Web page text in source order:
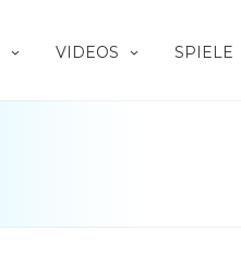
VIDEOS SPIELE